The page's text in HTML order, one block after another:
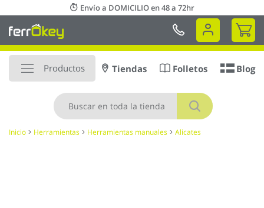
al
contenido
Envío a DOMICILIO en 48 a 72hr
Mi
Productos
Buscar
Tiendas Folletos Blog
Inicio Herramientas Herramientas manuales Alicates